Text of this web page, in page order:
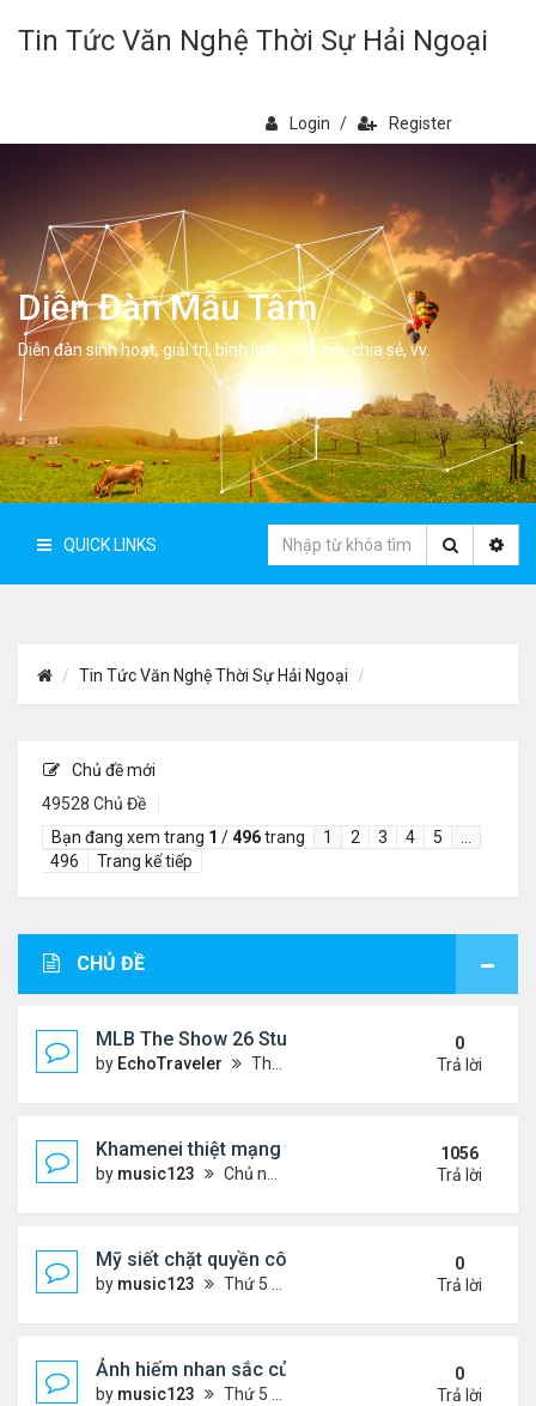
Tin Tức Văn Nghệ Thời Sự Hải Ngoại
Login / Register
Diễn Đàn Mẫu Tâm
Diễn đàn sinh hoạt, giải trí, bình luân, học hỏi, chia sẻ, vv.
QUICK LINKS
Tin Tức Văn Nghệ Thời Sự Hải Ngoại
Chủ đề mới
49528 Chủ Đề
Bạn đang xem trang 1 /496trang 1 2 3 4 5
496
Trang kế tiếp
CHỦ ĐỀ
MLB The Show 26 Stubs Tips for Efficient
by EchoTraveler Thứ 6 Tháng 8 07, 2026 12:31 am
0
Trả lời
Khamenei thiệt mạng trong cuộc tấn công phối
by music123 Chủ nhật Tháng 3 01, 2026 5:22 am
1056
Trả lời
Mỹ siết chặt quyền công dân theo nơi sinh, mở
by music123 Thứ 5 Tháng 8 06, 2026 5:09 pm
0
Trả lời
Ảnh hiếm nhan sắc của Thẩm Thuý Hằng
by music123 Thứ 5 Tháng 8 06, 2026 4:56 pm
0
Trả lời